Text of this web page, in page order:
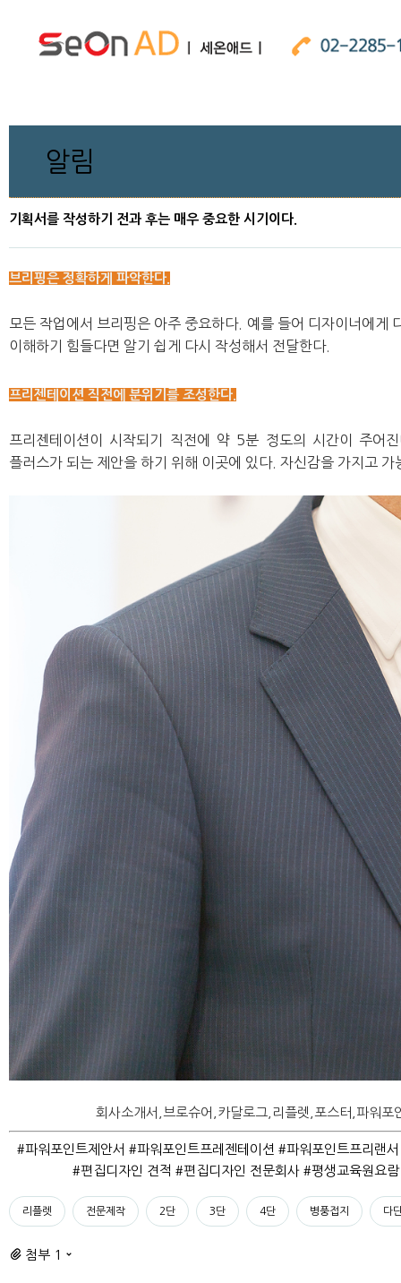
알림
기획서를 작성하기 전과 후는 매우 중요한 시기이다.
브리핑은 정확하게 파악한다.
모든 작업에서 브리핑은 아주 중요하다. 예를 들어 디자이너에
이해하기 힘들다면 알기 쉽게 다시 작성해서 전달한다.
프리젠테이션 직전에 분위기를 조성한다.
프리젠테이션이 시작되기 직전에 약 5분 정도의 시간이 주어
플러스가 되는 제안을 하기 위해 이곳에 있다. 자신감을 가지고
회사소개서,브로슈어,카달로그,리플렛,포스터,파워
#파워포인트제안서 #파워포인트프레젠테이션 #파워포인트프리랜
#편집디자인 견적 #편집디자인 전문회사 #평생교육원요
리플렛 전문제작 2단 3단 4단 병풍접지 다
첨부 1